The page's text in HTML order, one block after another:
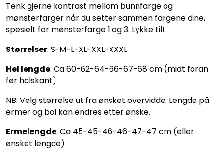
Tenk gjerne kontrast mellom bunnfarge og
mønsterfarger når du setter sammen fargene dine,
spesielt for mønsterfarge 1 og 3. Lykke til!
Størrelser: S-M-L-XL-XXL-XXXL
Hel lengde: Ca 60-62-64-66-67-68 cm (midt foran
før halskant)
NB: Velg størrelse ut fra ønsket overvidde. Lengde på
ermer og bol kan endres etter ønske.
Ermelengde: Ca 45-45-46-46-47-47 cm (eller
ønsket lengde)